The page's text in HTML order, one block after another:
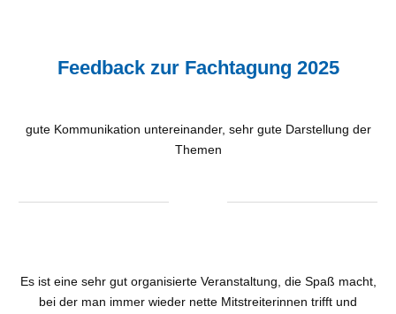
Feedback zur Fachtagung 2025
gute Kommunikation untereinander, sehr gute Darstellung der
Themen
Es ist eine sehr gut organisierte Veranstaltung, die Spaß macht,
bei der man immer wieder nette Mitstreiterinnen trifft und